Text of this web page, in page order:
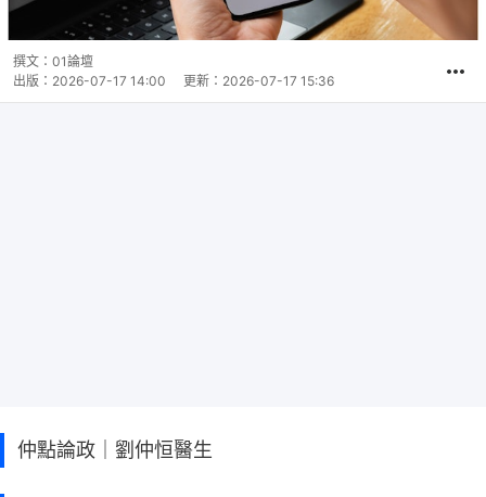
撰文： 01論壇
出版： 2026-07-17 14:00 更新： 2026-07-17 15:36
仲點論政｜劉仲恒醫生